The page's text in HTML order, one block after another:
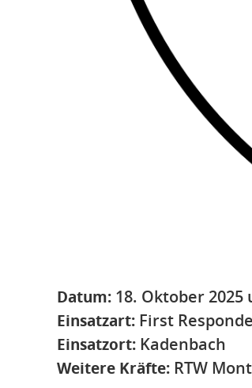
Datum: 18. Oktober 2025
Einsatzart: First
Einsatzort: Kadenbach
Weitere Kräfte: RTW